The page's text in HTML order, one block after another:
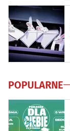
POPULARNE